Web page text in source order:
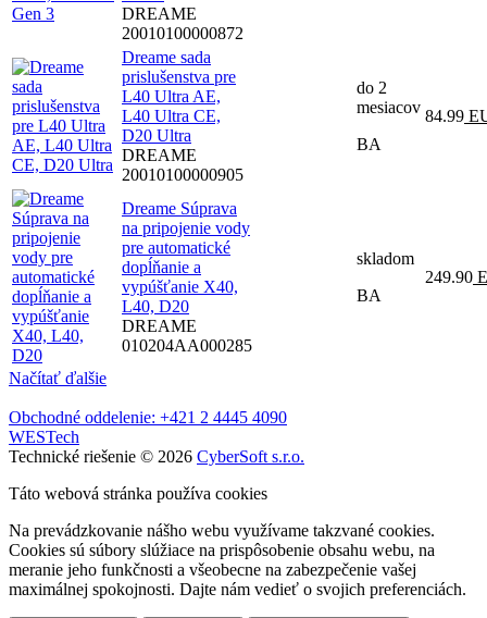
DREAME
20010100000872
Dreame sada
prislušenstva pre
L40 Ultra AE,
L40 Ultra CE,
D20 Ultra
DREAME
20010100000905
do 2
mesiacov
BA
84.99
Dreame Súprava
na pripojenie vody
pre automatické
dopĺňanie a
vypúšťanie X40,
L40, D20
DREAME
010204AA000285
skladom
BA
249.90
Načítať ďalšie
Obchodné oddelenie: +421 2 4445 4090
WESTech
Technické riešenie © 2026 CyberSoft s.r.o.
Táto webová stránka používa cookies
Na prevádzkovanie nášho webu využívame takzvané cookies.
Cookies sú súbory slúžiace na prispôsobenie obsahu webu, na
meranie jeho funkčnosti a všeobecne na zabezpečenie vašej
maximálnej spokojnosti. Dajte nám vedieť o svojich preferenciách.